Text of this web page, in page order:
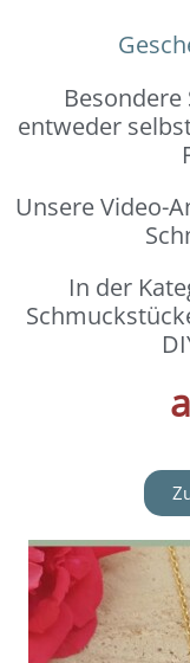
entweder
Unsere Video-
In der